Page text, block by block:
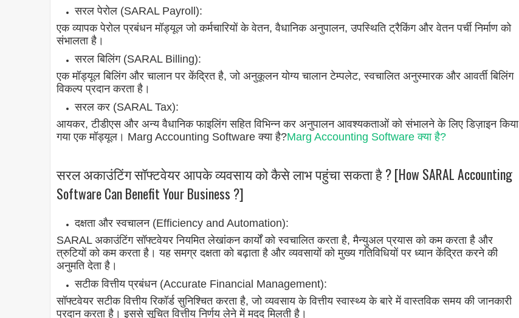
सरल पेरोल (SARAL Payroll):
एक व्यापक पेरोल प्रबंधन मॉड्यूल जो कर्मचारियों के वेतन, वैधानिक अनुपालन, उपस्थिति ट्रैकिंग और वेतन पर्ची निर्माण को
संभालता है।
सरल बिलिंग (SARAL Billing):
एक मॉड्यूल बिलिंग और चालान पर केंद्रित है, जो अनुकूलन योग्य चालान टेम्पलेट, स्वचालित अनुस्मारक और आवर्ती बिलिंग
विकल्प प्रदान करता है।
सरल कर (SARAL Tax):
आयकर, टीडीएस और अन्य वैधानिक फाइलिंग सहित विभिन्न कर अनुपालन आवश्यकताओं को संभालने के लिए डिज़ाइन किया
गया एक मॉड्यूल। Marg Accounting Software क्या है?Marg Accounting Software क्या है?
सरल अकाउंटिंग सॉफ्टवेयर आपके व्यवसाय को कैसे लाभ पहुंचा सकता है ? [How SARAL Accounting
Software Can Benefit Your Business ?]
दक्षता और स्वचालन (Efficiency and Automation):
SARAL अकाउंटिंग सॉफ्टवेयर नियमित लेखांकन कार्यों को स्वचालित करता है, मैन्युअल प्रयास को कम करता है और
त्रुटियों को कम करता है। यह समग्र दक्षता को बढ़ाता है और व्यवसायों को मुख्य गतिविधियों पर ध्यान केंद्रित करने की
अनुमति देता है।
सटीक वित्तीय प्रबंधन (Accurate Financial Management):
सॉफ्टवेयर सटीक वित्तीय रिकॉर्ड सुनिश्चित करता है, जो व्यवसाय के वित्तीय स्वास्थ्य के बारे में वास्तविक समय की जानकारी
प्रदान करता है। इससे सूचित वित्तीय निर्णय लेने में मदद मिलती है।